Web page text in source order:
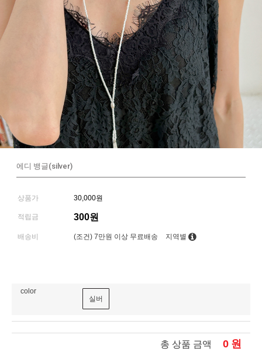
에디 뱅글(silver)
상품가 30,000원
적립금 300원
배송비 (조건) 7만원 이상 무료배송 지역별
color
실버
총 상품 금액 0 원